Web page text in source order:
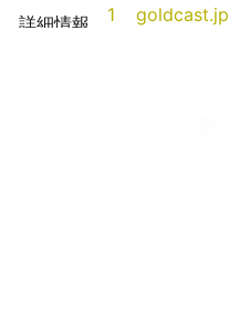
詳細情報 1 goldcast.jp